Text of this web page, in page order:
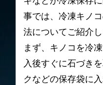
事では、冷凍キノ
法についてご紹介し
まず、キノコを冷
入後すぐに石づき
クなどの保存袋に